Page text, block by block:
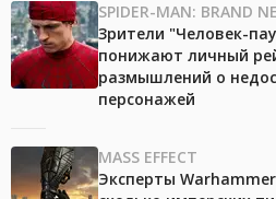
SPIDER-MAN: BRAND
Зрители "Человек-
понижают личный
размышлений о
персонажей
MASS EFFECT
Эксперты